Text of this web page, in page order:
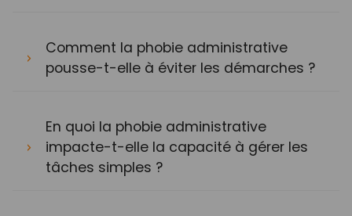
Comment la phobie administrative
pousse-t-elle à éviter les démarches ?
En quoi la phobie administrative
impacte-t-elle la capacité à gérer les
tâches simples ?